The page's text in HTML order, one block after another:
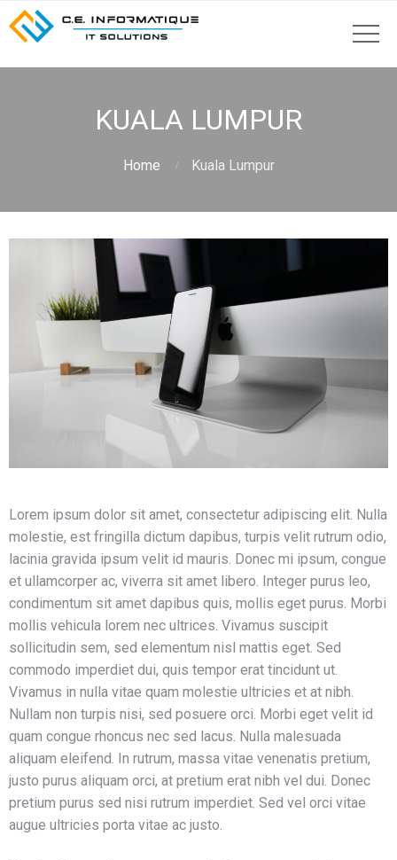
KUALA LUMPUR
Home Kuala Lumpur
Lorem ipsum dolor sit amet, consectetur adipiscing elit. Nulla
molestie, est fringilla dictum dapibus, turpis velit rutrum odio,
lacinia gravida ipsum velit id mauris. Donec mi ipsum, congue
et ullamcorper ac, viverra sit amet libero. Integer purus leo,
condimentum sit amet dapibus quis, mollis eget purus. Morbi
mollis vehicula lorem nec ultrices. Vivamus suscipit
sollicitudin sem, sed elementum nisl mattis eget. Sed
commodo imperdiet dui, quis tempor erat tincidunt ut.
Vivamus in nulla vitae quam molestie ultricies et at nibh.
Nullam non turpis nisi, sed posuere orci. Morbi eget velit id
quam congue rhoncus nec sed lacus. Nulla malesuada
aliquam eleifend. In rutrum, massa vitae venenatis pretium,
justo purus aliquam orci, at pretium erat nibh vel dui. Donec
pretium purus sed nisi rutrum imperdiet. Sed vel orci vitae
augue ultricies porta vitae ac justo.